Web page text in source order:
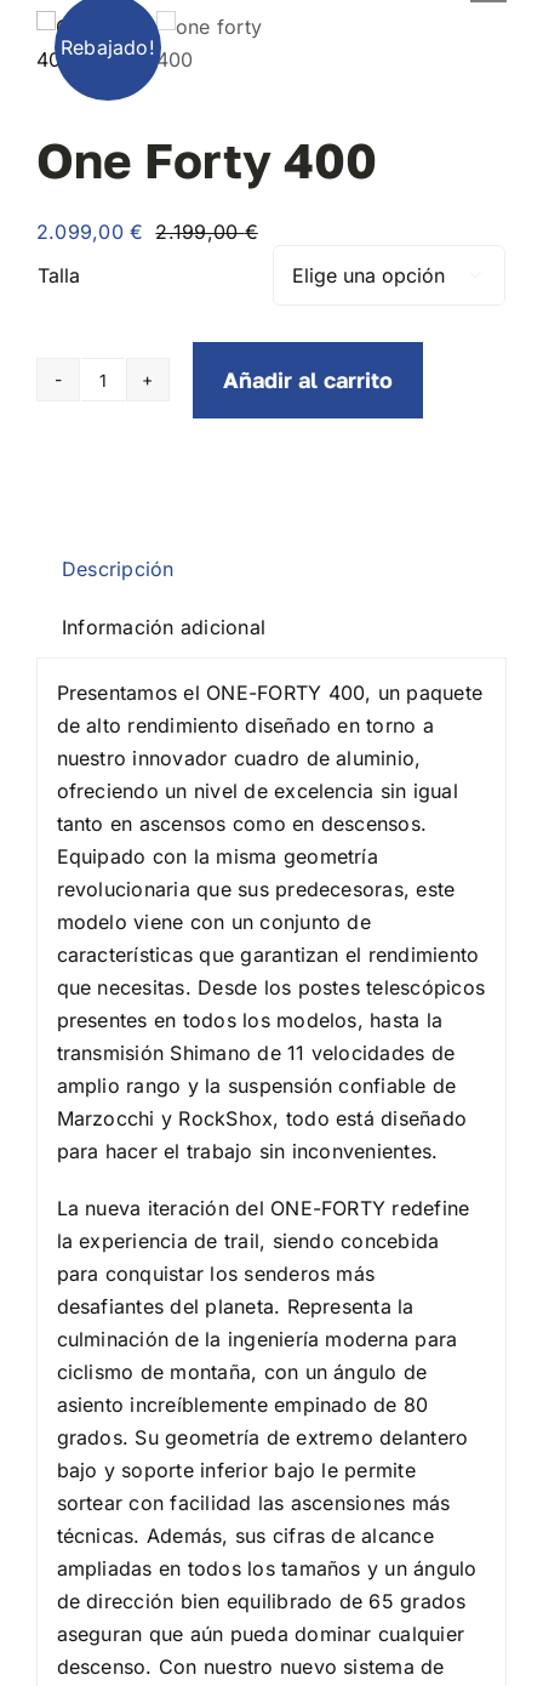
Contacto
Rebajado!
One Forty 400
2.199,00€El
precio
original
2.199,00 €.
2.099,00€
El
precio
actual
2.099,00 €.
Talla
One
Añadir al carrito
Descripción
Información adicional
Presentamos el ONE-FORTY 400, un paquete
de alto rendimiento diseñado en torno a
nuestro innovador cuadro de aluminio,
ofreciendo un nivel de excelencia sin igual
tanto en ascensos como en descensos.
Equipado con la misma geometría
revolucionaria que sus predecesoras, este
modelo viene con un conjunto de
características que garantizan el rendimiento
que necesitas. Desde los postes telescópicos
presentes en todos los modelos, hasta la
transmisión Shimano de 11 velocidades de
amplio rango y la suspensión confiable de
Marzocchi y RockShox, todo está diseñado
para hacer el trabajo sin inconvenientes.
La nueva iteración del ONE-FORTY redefine
la experiencia de trail, siendo concebida
para conquistar los senderos más
desafiantes del planeta. Representa la
culminación de la ingeniería moderna para
ciclismo de montaña, con un ángulo de
asiento increíblemente empinado de 80
grados. Su geometría de extremo delantero
bajo y soporte inferior bajo le permite
sortear con facilidad las ascensiones más
técnicas. Además, sus cifras de alcance
ampliadas en todos los tamaños y un ángulo
de dirección bien equilibrado de 65 grados
aseguran que aún pueda dominar cualquier
descenso. Con nuestro nuevo sistema de